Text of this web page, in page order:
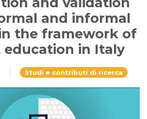
and informal
the framework of
in Italy
Studi e contributi di ricerca